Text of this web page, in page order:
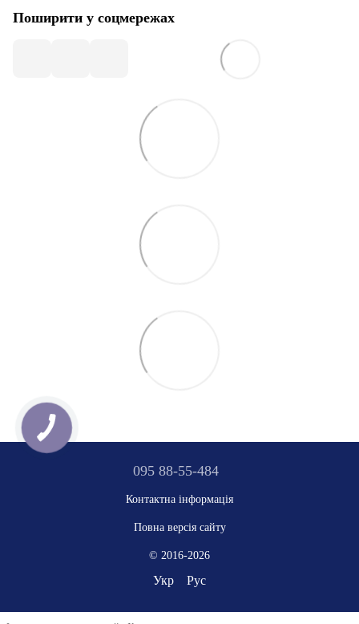
Поширити у соцмережах
095 88-55-484
Контактна інформація
Повна версія сайту
© 2016-2026
Укр Рус